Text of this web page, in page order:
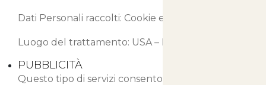
Dati Personali raccolti: Cookie e Dati di Utilizzo.
Luogo del trattamento: USA – Privacy Policy
PUBBLICITÀ
Questo tipo di servizi consentono di utilizzare i